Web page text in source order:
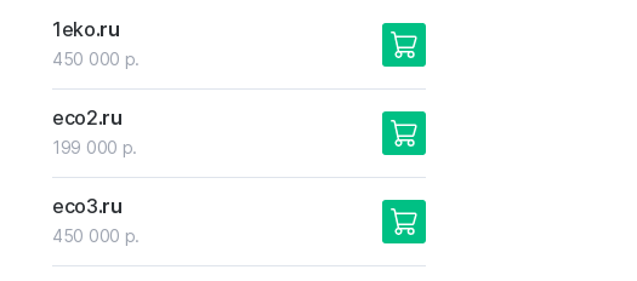
1eko.ru
450 000 р.
eco2.ru
199 000 р.
eco3.ru
450 000 р.